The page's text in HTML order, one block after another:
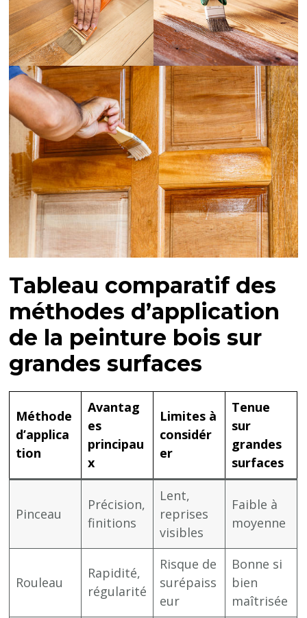
Tableau comparatif des
méthodes d’application
de la peinture bois sur
grandes surfaces
Méthode
d’applica
tion
Avantag
es
principau
x
Limites à
considér
er
Tenue
sur
grandes
surfaces
Pinceau
Précision,
finitions
Lent,
reprises
visibles
Faible à
moyenne
Rouleau
Rapidité,
régularité
Risque de
surépaiss
eur
Bonne si
bien
maîtrisée